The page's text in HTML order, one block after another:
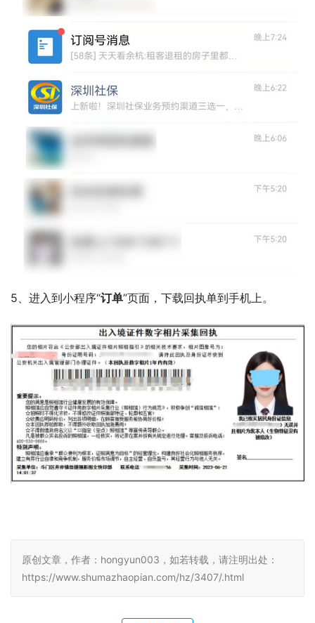
5、进入到小程序“订单”页面，下载回执单到手机上。
原创文章，作者：hongyun003，如若转载，请注明出处：
https://www.shumazhaopian.com/hz/3407/.html